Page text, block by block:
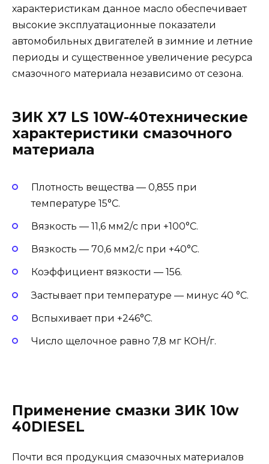
характеристикам данное масло обеспечивает
высокие эксплуатационные показатели
автомобильных двигателей в зимние и летние
периоды и существенное увеличение ресурса
смазочного материала независимо от сезона.
ЗИК X7 LS 10W-40технические
характеристики смазочного
материала
Плотность вещества — 0,855 при
температуре 15°С.
Вязкость — 11,6 мм2/с при +100°С.
Вязкость — 70,6 мм2/с при +40°С.
Коэффициент вязкости — 156.
Застывает при температуре — минус 40 °С.
Вспыхивает при +246°С.
Число щелочное равно 7,8 мг КОН/г.
Применение смазки ЗИК 10w
40DIESEL
Почти вся продукция смазочных материалов